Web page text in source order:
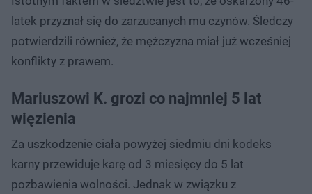
latek przyznał się do zarzucanych mu czynów. Śledczy
potwierdzili również, że mężczyzna miał już wcześniej
konflikty z prawem.
Mariuszowi K. grozi co najmniej 5 lat
więzienia
Za uszkodzenie ciała powyżej siedmiu dni kodeks
karny przewiduje karę od 3 miesięcy do 5 lat
pozbawienia wolności. Jednak w związku z